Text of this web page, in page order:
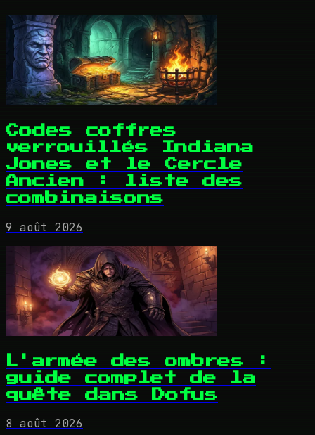
Codes coffres
verrouillés Indiana
Jones et le Cercle
Ancien : liste des
combinaisons
9 août 2026
L'armée des ombres :
guide complet de la
quête dans Dofus
8 août 2026